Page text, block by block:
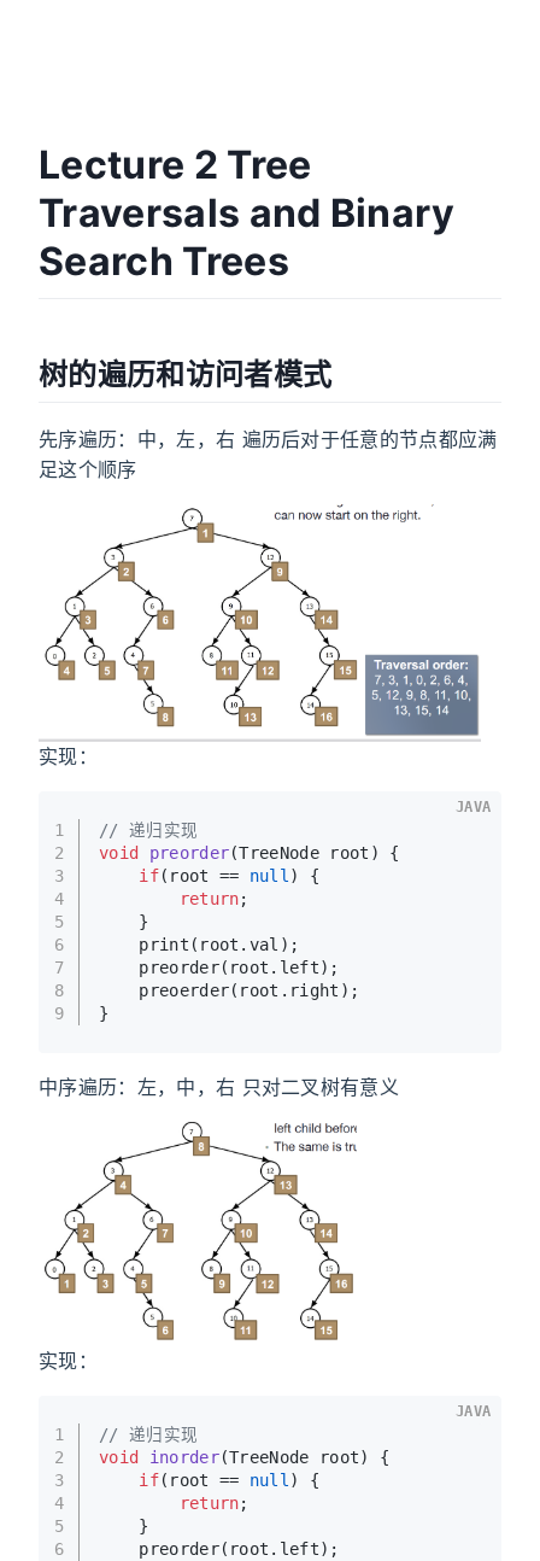
Lecture 2 Tree
Traversals and Binary
Search Trees
树的遍历和访问者模式
先序遍历：中，左，右 遍历后对于任意的节点都应满
足这个顺序
实现：
1
2
3
4
5
6
7
8
9
// 递归实现
void
preorder(TreeNode root)
{
if(root == null) {
return;
    }
    print(root.val);
    preorder(root.left);
    preoerder(root.right);
}
JAVA
中序遍历：左，中，右 只对二叉树有意义
实现：
1
2
3
4
5
6
// 递归实现
void
inorder(TreeNode root)
{
if(root == null) {
return;
    }
    preorder(root.left);
JAVA